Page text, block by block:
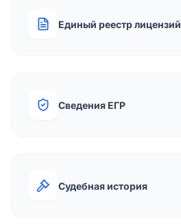
Единый реестр лицензий
Сведения ЕГР
Судебная история